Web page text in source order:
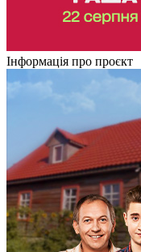
Інформація про проєкт